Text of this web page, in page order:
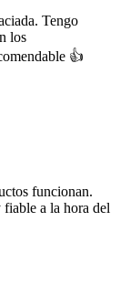
Tengo
los
👍
funcionan.
a la hora del